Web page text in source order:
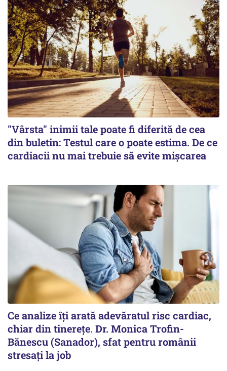
"Vârsta" inimii tale poate fi diferită de cea
din buletin: Testul care o poate estima. De ce
cardiacii nu mai trebuie să evite mișcarea
Ce analize îți arată adevăratul risc cardiac,
chiar din tinerețe. Dr. Monica Trofin-
Bănescu (Sanador), sfat pentru românii
stresați la job